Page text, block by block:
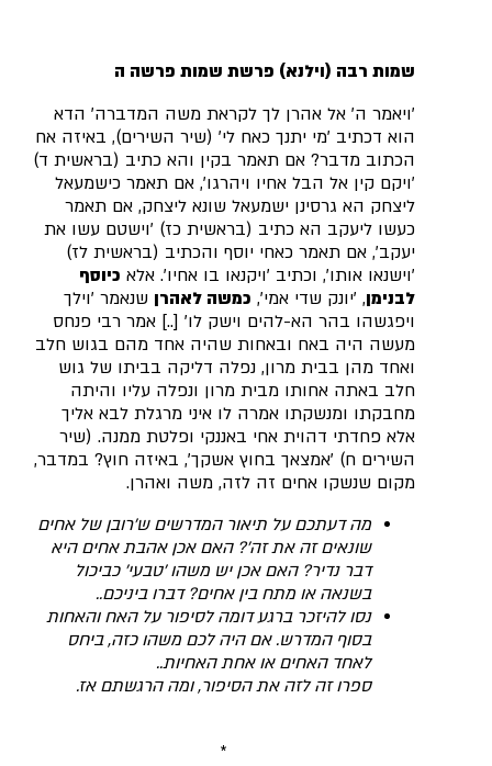
שמות רבה (וילנא) פרשת שמות פרשה ה
'ויאמר ה' אל אהרן לך לקראת משה המדברה' הדא
הוא דכתיב 'מי יתנך כאח לי' (שיר השירים), באיזה אח
הכתוב מדבר? אם תאמר בקין והא כתיב (בראשית ד)
'ויקם קין אל הבל אחיו ויהרגו', אם תאמר כישמעאל
ליצחק הא גרסינן ישמעאל שונא ליצחק, אם תאמר
כעשו ליעקב הא כתיב (בראשית כז) 'וישטם עשו את
יעקב', אם תאמר כאחי יוסף והכתיב (בראשית לז)
'וישנאו אותו', וכתיב 'ויקנאו בו אחיו'. אלא כיוסף
לבנימן, 'יונק שדי אמי', כמשה לאהרן שנאמר 'וילך
ויפגשהו בהר הא-להים וישק לו' [..] אמר רבי פנחס
מעשה היה באח ובאחות שהיה אחד מהם בגוש חלב
ואחד מהן בבית מרון, נפלה דליקה בביתו של גוש
חלב באתה אחותו מבית מרון ונפלה עליו והיתה
מחבקתו ומנשקתו אמרה לו איני מרגלת לבא אליך
אלא פחדתי דהוית אחי באננקי ופלטת ממנה. (שיר
השירים ח) 'אמצאך בחוץ אשקך', באיזה חוץ? במדבר,
מקום שנשקו אחים זה לזה, משה ואהרן.
מה דעתכם על תיאור המדרשים ש'רובן של אחים
שונאים זה את זה'? האם אכן אהבת אחים היא
דבר נדיר? האם אכן יש משהו 'טבעי' כביכול
בשנאה או מתח בין אחים? דברו ביניכם..
נסו להיזכר ברגע דומה לסיפור על האח והאחות
בסוף המדרש. אם היה לכם משהו כזה, ביחס
לאחד האחים או אחת האחיות..
ספרו זה לזה את הסיפור, ומה הרגשתם אז.
*